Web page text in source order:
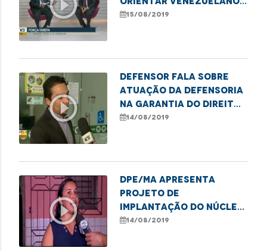
em São Luís
15/08/2019
play_circle_outline
Defensor fala sobre
atuação da Defensoria
na garantia do direito
à saúde
14/08/2019
play_circle_outline
DPE/MA apresenta
projeto de
implantação do núcleo
ecológico e
14/08/2019